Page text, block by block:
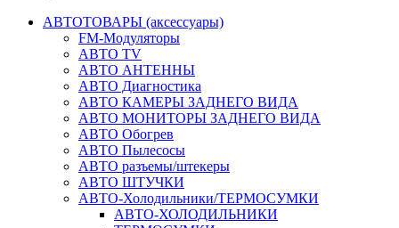
АВТОТОВАРЫ (аксессуары)
FM-Модуляторы
АВТО TV
АВТО АНТЕННЫ
АВТО Диагностика
АВТО КАМЕРЫ ЗАДНЕГО ВИДА
АВТО МОНИТОРЫ ЗАДНЕГО ВИДА
АВТО Обогрев
АВТО Пылесосы
АВТО разъемы/штекеры
АВТО ШТУЧКИ
АВТО-Холодильники/ТЕРМОСУМКИ
АВТО-ХОЛОДИЛЬНИКИ